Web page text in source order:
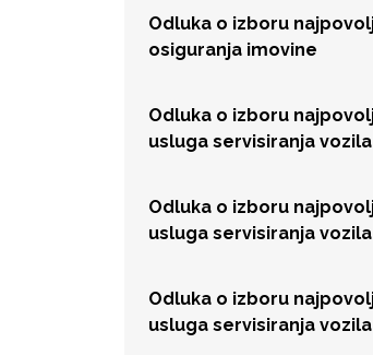
Odluka o izboru
osiguranja imovine
Odluka o izboru
usluga servisiranja vozila
Odluka o izboru
usluga servisiranja vozila
Odluka o izboru
usluga servisiranja vozila